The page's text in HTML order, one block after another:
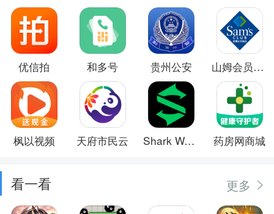
优信拍 和多号 贵州公安 山姆会员商店
枫以视频 天府市民云 Shark Wear 药房网商城
看一看 更多